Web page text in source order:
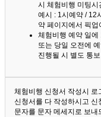
시 체험비행 미팅
예시 : 1시예약 / 12
약 페이지에서 픽업
체험비행 예약 일에
또는 당일 오전에
진행될 시 별도 통
체험비행 신청서 작성시
신청서를 다 작성하시고 신
문자를 문자 메세지로 보내